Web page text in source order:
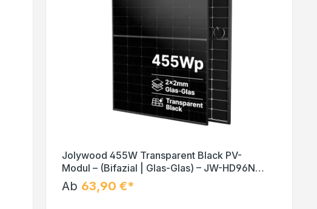
Jolywood 455W Transparent Black PV-
Modul – (Bifazial | Glas-Glas) – JW-HD96N-
R2 – Solar Panel
Ab 63,90 €*